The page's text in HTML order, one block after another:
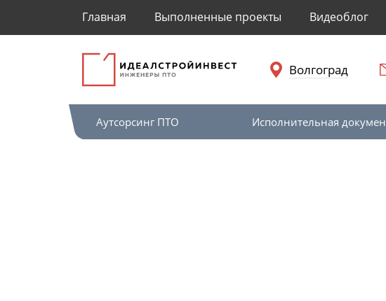
Главная Выполненные проекты Видеоблог
Волгоград
Аутсорсинг ПТО Исполнительная